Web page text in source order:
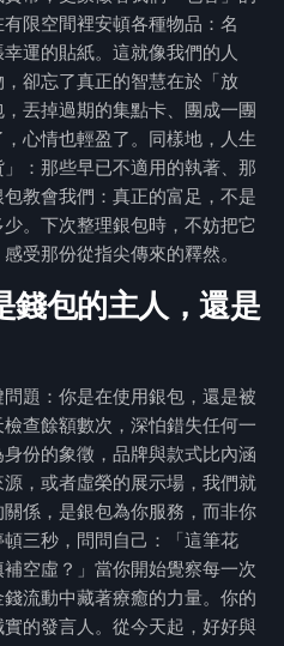
限空間裡安頓各種物品：名
運的貼紙。這就像我們的人
卻忘了真正的智慧在於「放
丟掉過期的集點卡、團成一團
心情也輕盈了。同樣地，人生
：那些早已不適用的執著、那
教會我們：真正的富足，不是
。下次整理銀包時，不妨把它
受那份從指尖傳來的釋然。
錢包的主人，還是
題：你是在使用銀包，還是被
查餘額數次，深怕錯失任何一
份的象徵，品牌與款式比內涵
，或者虛榮的展示場，我們就
係，是銀包為你服務，而非你
三秒，問問自己：「這筆花
空虛？」當你開始覺察每一次
流動中藏著療癒的力量。你的
的發言人。從今天起，好好與